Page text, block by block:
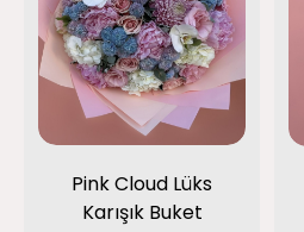
Pink Cloud Lüks
Karışık Buket